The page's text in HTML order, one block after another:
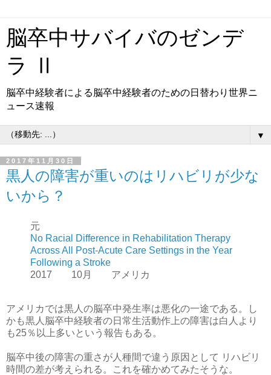
脳卒中サバイバのゼンデ
ラ Ⅱ
脳卒中経験者による脳卒中経験者のための日替わり世界ニ
ュース速報
▼
2017年11月30日
黒人の障害が重いのはリハビリが少な
いから？
元
No Racial Difference in Rehabilitation Therapy
Across All Post-Acute Care Settings in the Year
Following a Stroke
2017 10月 アメリカ
アメリカでは黒人の脳卒中発生率は悪化の一途である。し
かも黒人脳卒中経験者の日常生活動作上の障害は白人より
も25％以上多いという報告もある。
脳卒中後の障害の重さが人種間で違う原因として リハビリ
時間の差が考えられる。これを確かめてみたそうな。